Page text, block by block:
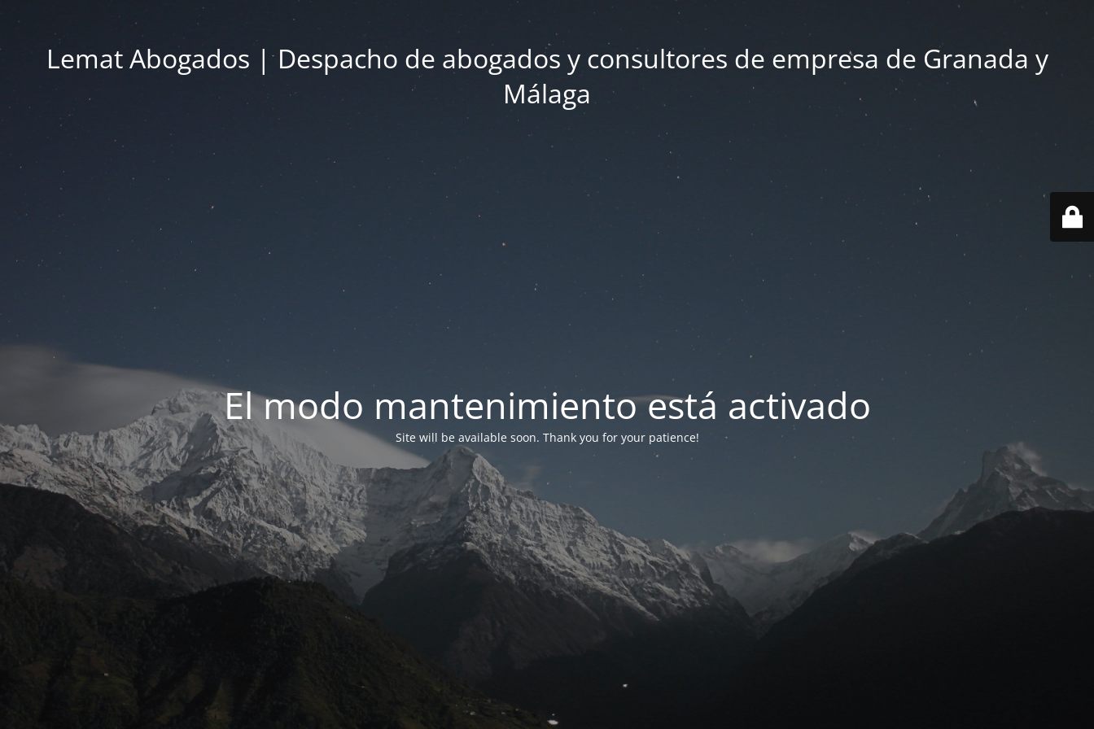
Lemat Abogados | Despacho de abogados y consultores de empresa de Granada y
Málaga
El modo mantenimiento está activado
Site will be available soon. Thank you for your patience!